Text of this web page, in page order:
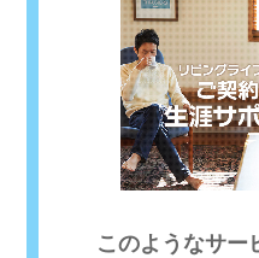
このようなサー